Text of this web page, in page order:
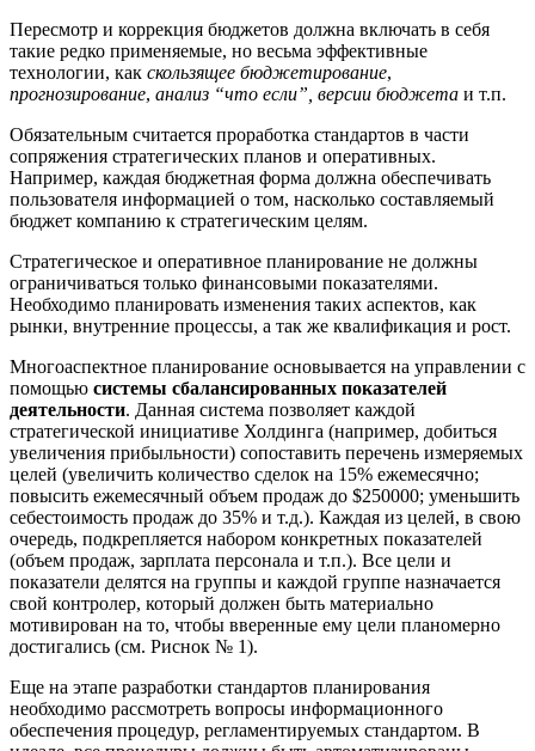
Пересмотр и коррекция бюджетов должна включать в себя
такие редко применяемые, но весьма эффективные
технологии, как скользящее бюджетирование,
прогнозирование, анализ “что если”, версии бюджета и т.п.
Обязательным считается проработка стандартов в части
сопряжения стратегических планов и оперативных.
Например, каждая бюджетная форма должна обеспечивать
пользователя информацией о том, насколько составляемый
бюджет компанию к стратегическим целям.
Стратегическое и оперативное планирование не должны
ограничиваться только финансовыми показателями.
Необходимо планировать изменения таких аспектов, как
рынки, внутренние процессы, а так же квалификация и рост.
Многоаспектное планирование основывается на управлении с
помощью системы сбалансированных показателей
деятельности. Данная система позволяет каждой
стратегической инициативе Холдинга (например, добиться
увеличения прибыльности) сопоставить перечень измеряемых
целей (увеличить количество сделок на 15% ежемесячно;
повысить ежемесячный объем продаж до $250000; уменьшить
себестоимость продаж до 35% и т.д.). Каждая из целей, в свою
очередь, подкрепляется набором конкретных показателей
(объем продаж, зарплата персонала и т.п.). Все цели и
показатели делятся на группы и каждой группе назначается
свой контролер, который должен быть материально
мотивирован на то, чтобы вверенные ему цели планомерно
достигались (см. Риснок № 1).
Еще на этапе разработки стандартов планирования
необходимо рассмотреть вопросы информационного
обеспечения процедур, регламентируемых стандартом. В